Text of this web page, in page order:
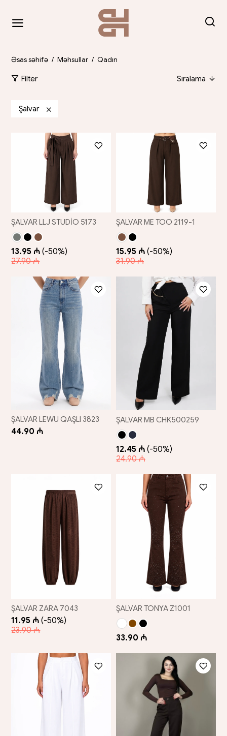
Əsas səhifə / Məhsullar / Qadın
Filter Sıralama
Şalvar
ŞALVAR LLJ STUDİO 5173
13.95 ₼ (-50%)
27.90 ₼
ŞALVAR ME TOO 2119-1
15.95 ₼ (-50%)
31.90 ₼
ŞALVAR LEWU QAŞLI 3823
44.90 ₼
ŞALVAR MB CHK500259
12.45 ₼ (-50%)
24.90 ₼
ŞALVAR ZARA 7043
11.95 ₼ (-50%)
23.90 ₼
ŞALVAR TONYA Z1001
33.90 ₼